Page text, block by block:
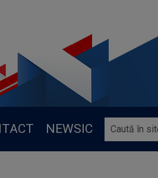
NEWSIC